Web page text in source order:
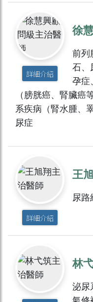
詳細介紹
徐
前列
石、
孕症
（膀胱癌、腎臟
系疾病（腎水腫、
尿症
詳細介紹
王
尿
林
泌尿